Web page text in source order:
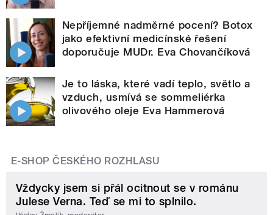
Nepříjemné nadměrné pocení? Botox
jako efektivní medicínské řešení
doporučuje MUDr. Eva Chovančíková
Je to láska, které vadí teplo, světlo a
vzduch, usmívá se sommeliérka
olivového oleje Eva Hammerová
E-SHOP ČESKÉHO ROZHLASU
Vždycky jsem si přál ocitnout se v románu
Julese Verna. Teď se mi to splnilo.